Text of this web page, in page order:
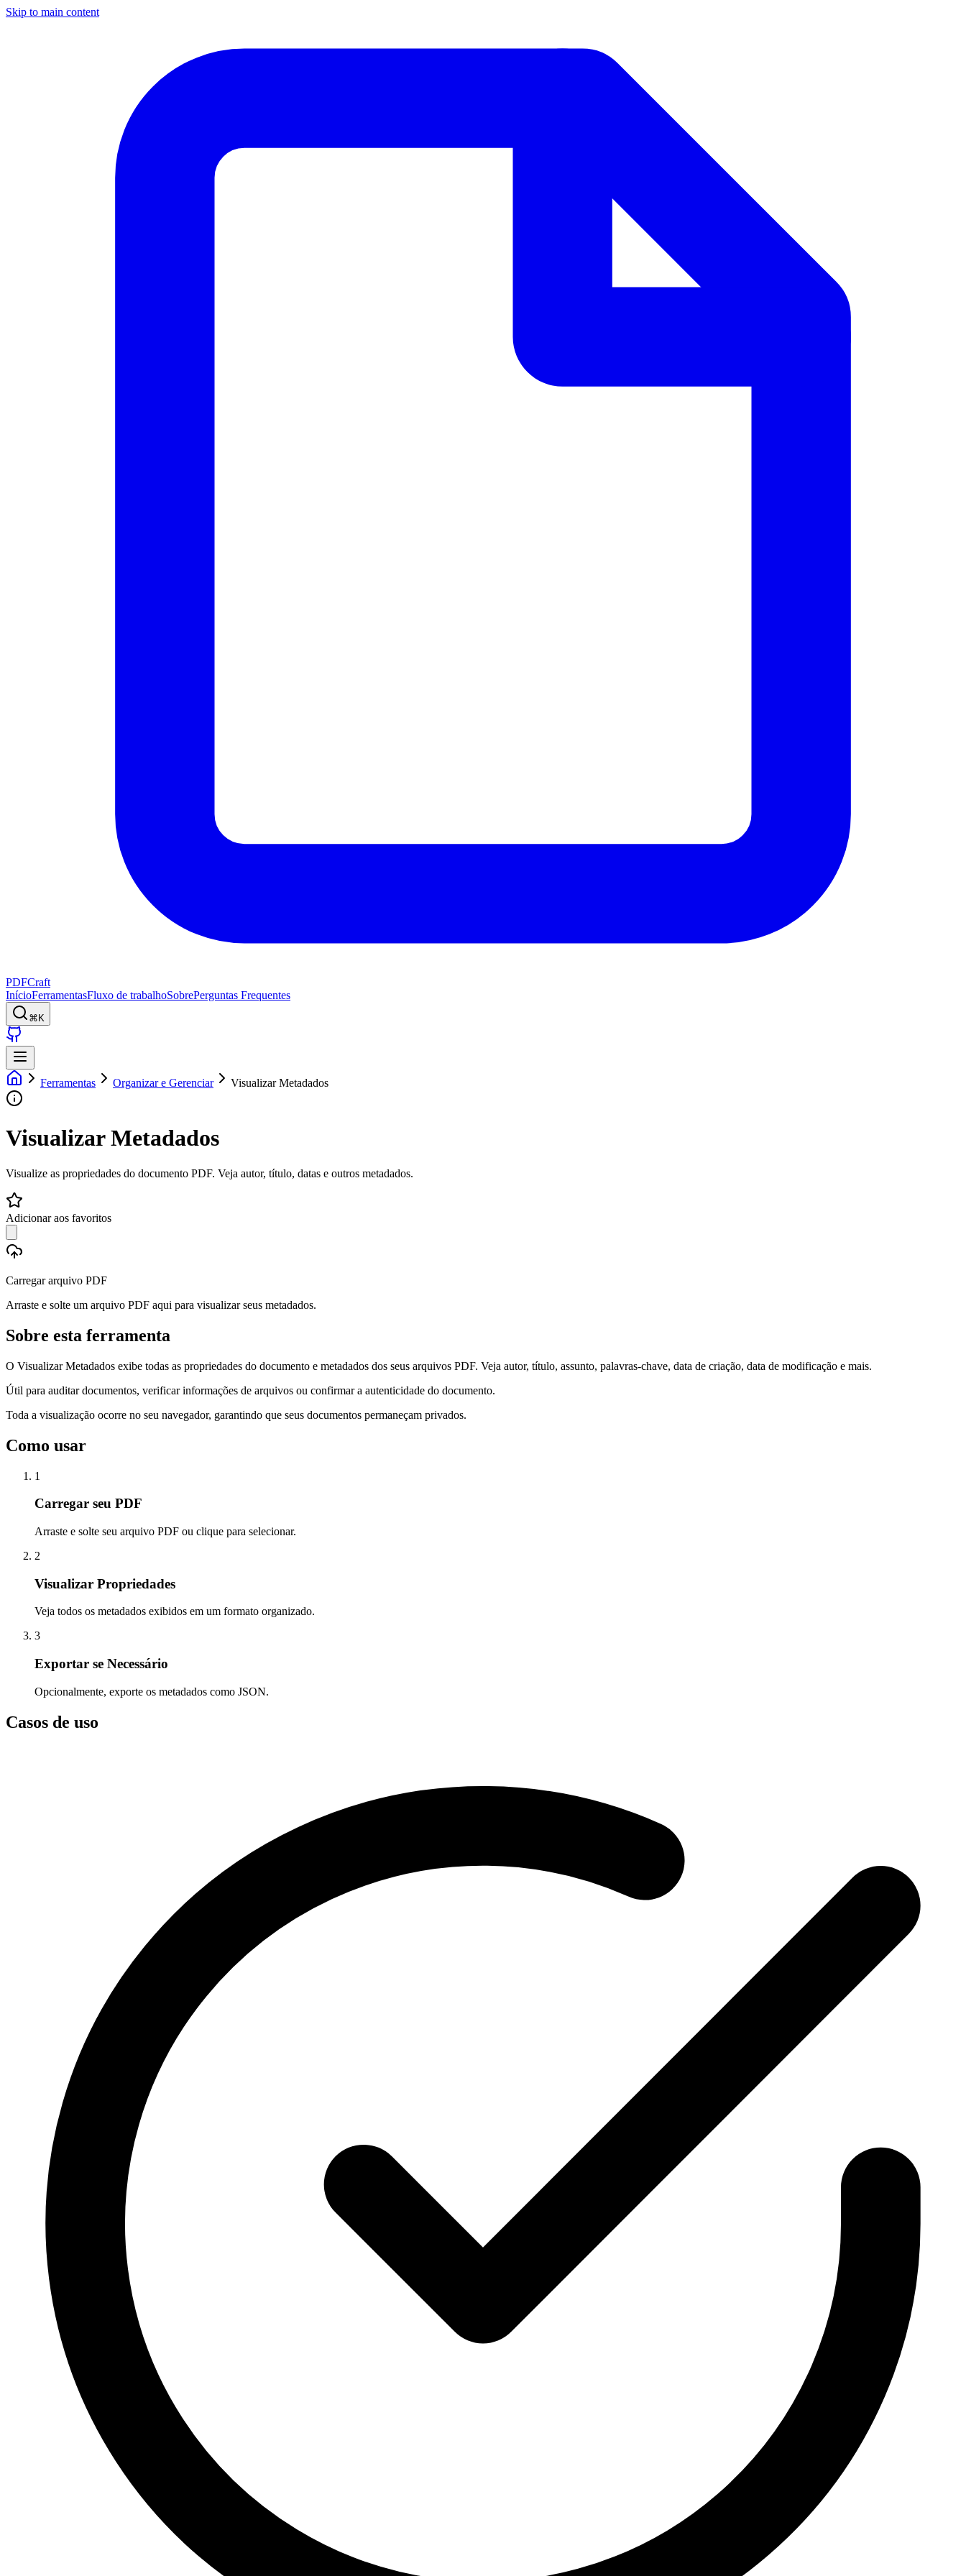
Skip to main content
PDFCraft
InícioFerramentasFluxo de trabalhoSobrePerguntas Frequentes
⌘K
Ferramentas Organizar e Gerenciar Visualizar Metadados
Visualizar Metadados
Visualize as propriedades do documento PDF. Veja autor, título, datas e outros metadados.
Adicionar aos favoritos
Carregar arquivo PDF
Arraste e solte um arquivo PDF aqui para visualizar seus metadados.
Sobre esta ferramenta
O Visualizar Metadados exibe todas as propriedades do documento e metadados dos seus arquivos PDF. Veja autor, título, assunto, palavras-chave, data de criação, data de modificação e mais.
Útil para auditar documentos, verificar informações de arquivos ou confirmar a autenticidade do documento.
Toda a visualização ocorre no seu navegador, garantindo que seus documentos permaneçam privados.
Como usar
1
Carregar seu PDF
Arraste e solte seu arquivo PDF ou clique para selecionar.
2
Visualizar Propriedades
Veja todos os metadados exibidos em um formato organizado.
3
Exportar se Necessário
Opcionalmente, exporte os metadados como JSON.
Casos de uso